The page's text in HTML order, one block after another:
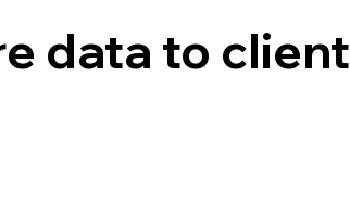
data to client